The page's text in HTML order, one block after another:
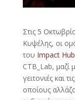
Στις 5
Κυψέλης, οι
του Impact
CTB_Lab, μαζί
γειτονιές και
οποίους